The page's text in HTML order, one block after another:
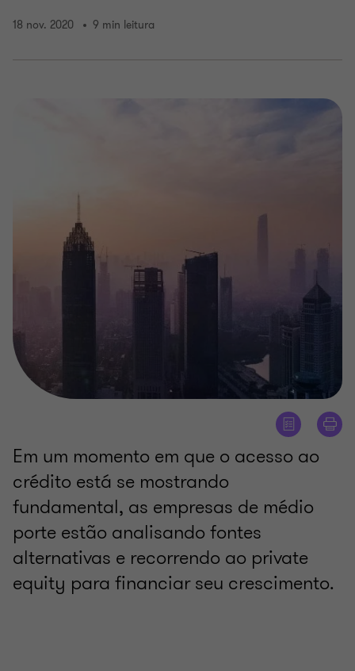
18 nov. 2020 9 min leitura
Em um momento em que o acesso ao
crédito está se mostrando
fundamental, as empresas de médio
porte estão analisando fontes
alternativas e recorrendo ao private
equity para financiar seu crescimento.